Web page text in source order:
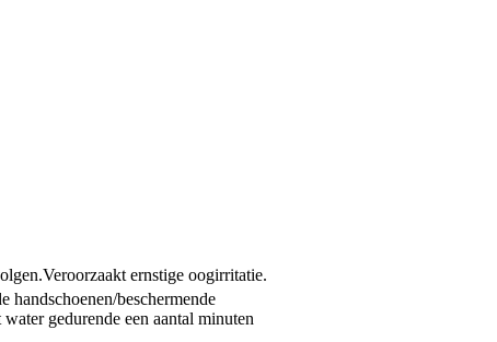
Veroorzaakt ernstige oogirritatie.
handschoenen/beschermende
gedurende een aantal minuten